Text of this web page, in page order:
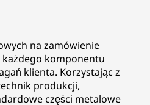
na zamówienie
komponentu
klienta. Korzystając z
produkcji,
części metalowe